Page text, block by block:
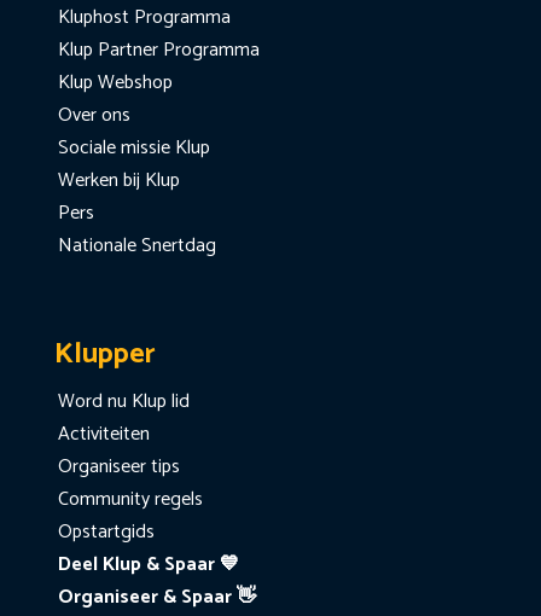
Kluphost Programma
Klup Partner Programma
Klup Webshop
Over ons
Sociale missie Klup
Werken bij Klup
Pers
Nationale Snertdag
Klupper
Word nu Klup lid
Activiteiten
Organiseer tips
Community regels
Opstartgids
Deel Klup & Spaar 💙
Organiseer & Spaar 👋